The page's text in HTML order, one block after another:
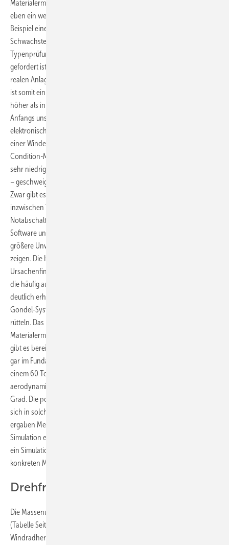
Materialermüdung durch die permanenten Betriebsschwingungen
eben ein wesentliches Auslegungskriterium für das Design zum
Beispiel eines Rotorblatts.
Schwachstelle der Richtlinien ist, dass zwar auf dem Papier in den
Typenprüfungen meist das Einhalten der Unwuchtgrenzwerte
gefordert ist, aber nirgends der Nachweis durch eine Messung an der
realen Anlage, außer vielleicht am Prototyp. Eine unzulässige Unwucht
ist somit ein unsichtbarer Mangel, da die reale Maschinenbelastung
höher als in den Zertifizierungsberechnungen ist.
Anfangs unsichtbar sind diese Unwuchten auch, weil die übliche
elektronische Zustandsüberwachung für die einzelnen Komponenten
einer Windenergieanlage das Problem nicht erkennt. Diese
Condition-Monitoring-Systeme (CMS) haben nämlich keine für die
sehr niedrigen Drehfrequenzen unter 0,5 Hertz geeigneten Sensoren
– geschweige denn eine geeignete Auswertungssoftware.
Zwar gibt es einige wenige Windenergieanlagenhersteller, die
inzwischen Turmschwingungssensoren nicht nur für die
Notabschaltung eingebaut haben. Sie sehen auch durch geeignete
Software und Experten in ihrer Fernüberwachungszentrale, wenn sich
größere Unwuchtprobleme etwa in Gestalt häufiger Abschaltungen
zeigen. Die Hersteller benötigen dann aber Experten zur
Ursachenfindung und Problemlösung. Ihr Zeitdruck ist groß: Schon
die häufig auftretende moderate Grenzwertüberschreitung verursacht
deutlich erhöhte Blattlasten sowie Vibrationen des gesamten Turm-
Gondel-Systems, die an allen Komponenten der Windenergieanlagen
rütteln. Das Ergebnis ist ein exponentieller Anstieg der
Materialermüdung (Grafik Seite 58). Bei größeren Rotorunwuchten
gibt es bereits nach kurzer Betriebszeit Risse im Maschinenträger und
gar im Fundament. Ein Beispiel: Multimegawattanlagen mit vielleicht
einem 60 Tonnen schweren Rotor haben nicht selten gravierende
aerodynamische Unwuchten durch Blattwinkeldifferenzen bis sieben
Grad. Die potenzielle Nutzungsdauer der gesamten Anlage verkürzt
sich in solchen Extremfällen drastisch auf unter zehn Jahre. Das
ergaben Messungen der Firma Berlinwind – und die anschließende
Simulation eines Windturbinenherstellers: Der gab die Messwerte in
ein Simulationsprogramm und rechnete damit die Lebensdauer einer
konkreten Multimegawattwindturbine aus.
Drehfrequentes Erdbeben
Die Massenunwucht-Grenzwerte streuen in einem großen Bereich
(Tabelle Seite 58). Sie streuen entsprechend den Vorgaben der
Windradhersteller. Es kann also kein einzelner universaler Grenzwert